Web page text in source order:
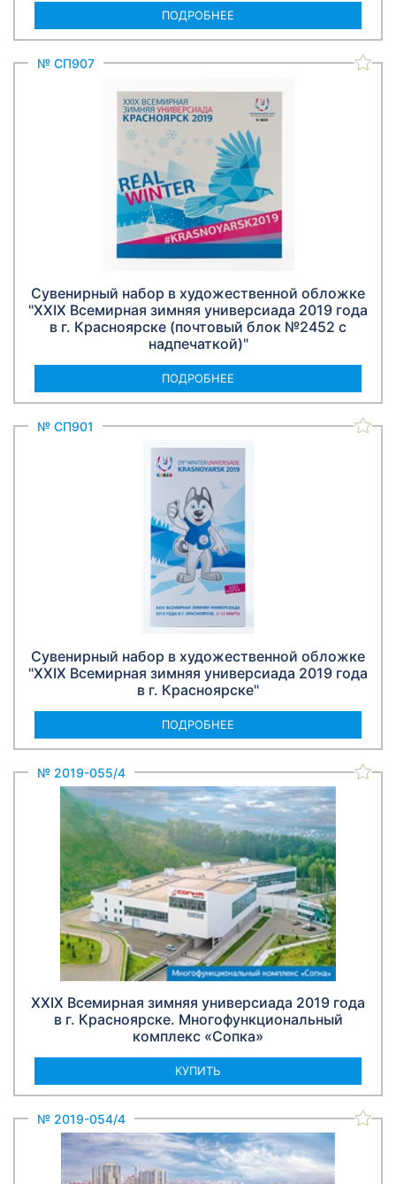
ПОДРОБНЕЕ
№ СП907
Сувенирный набор в художественной обложке
"XXIX Всемирная зимняя универсиада 2019 года
в г. Красноярске (почтовый блок №2452 с
надпечаткой)"
ПОДРОБНЕЕ
№ СП901
Сувенирный набор в художественной обложке
"XXIX Всемирная зимняя универсиада 2019 года
в г. Красноярске"
ПОДРОБНЕЕ
№ 2019-055/4
XXIX Всемирная зимняя универсиада 2019 года
в г. Красноярске. Многофункциональный
комплекс «Сопка»
КУПИТЬ
№ 2019-054/4